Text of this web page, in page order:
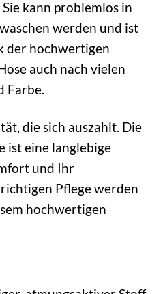
kann problemlos in
werden und ist
der hochwertigen
auch nach vielen
Farbe.
die sich auszahlt. Die
ist eine langlebige
und Ihr
Pflege werden
hochwertigen